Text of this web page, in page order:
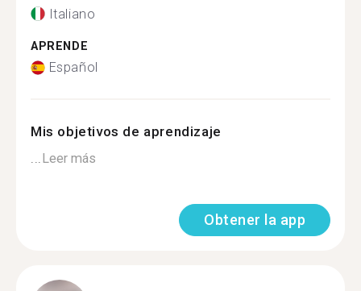
Italiano
APRENDE
Español
Mis objetivos de aprendizaje
...Leer más
Obtener la app